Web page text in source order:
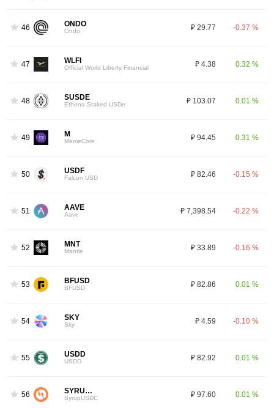
46 ONDO
Ondo ₽ 29.77 -0.37 %
47 WLFI
Official World Liberty Financial ₽ 4.38 0.32 %
48 SUSDE
Ethena Staked USDe ₽ 103.07 0.01 %
49 M
MemeCore ₽ 94.45 0.31 %
50 USDF
Falcon USD ₽ 82.46 -0.15 %
51 AAVE
Aave ₽ 7,398.54 -0.22 %
52 MNT
Mantle ₽ 33.89 -0.16 %
53 BFUSD
BFUSD ₽ 82.86 0.01 %
54 SKY
Sky ₽ 4.59 -0.10 %
55 USDD
USDD ₽ 82.92 0.01 %
56 SYRUPUSDC
SyrupUSDC ₽ 97.60 0.01 %